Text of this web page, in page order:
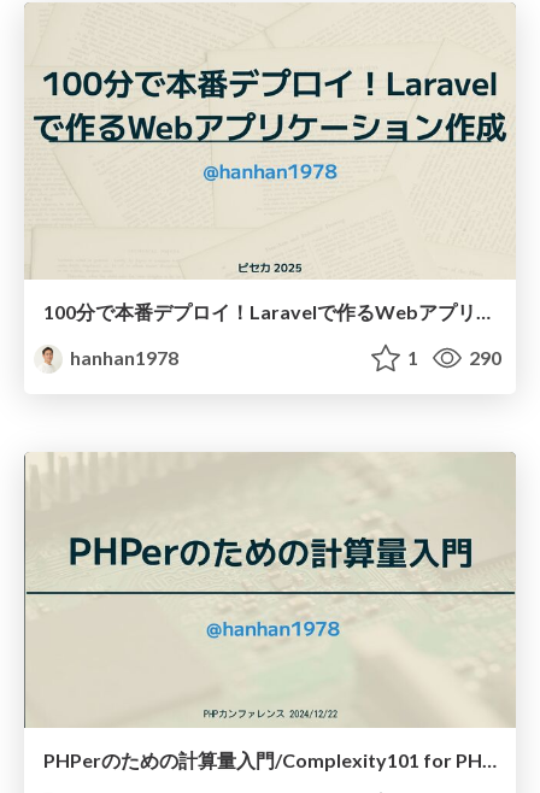
100分で本番デプロイ！Laravelで作るWebアプリケーション作成/100min_web_app_cicd
hanhan1978
1 290
PHPerのための計算量入門/Complexity101 for PHPer